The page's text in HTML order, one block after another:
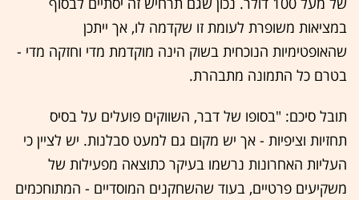
במציאות משופרת לעומת זו שקדמה לו, אך ייתכן
שהאופטימיות הנוכחית בשוק הינה מוקדמת מדי וחזקה מדי -
בטרם כל התמונה מתבהרת.
תובל סיכם: "בסופו של דבר, השווקים פועלים על בסיס
תחזיות וציפיות - אך יש מקום גם למעט סבלנות. יש לציין כי
העליות האחרונות נרשמו בעיקר כתוצאה מפעילות של
משקיעים פרטיים, בעוד שהשחקנים המוסדיים - המתוחכמים